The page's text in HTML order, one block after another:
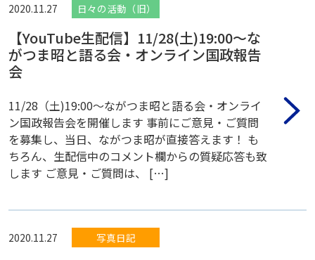
2020.11.27 日々の活動（旧）
【YouTube生配信】11/28(土)19:00〜な
がつま昭と語る会・オンライン国政報告
会
11/28（土)19:00〜ながつま昭と語る会・オンライ
ン国政報告会を開催します 事前にご意見・ご質問
を募集し、当日、ながつま昭が直接答えます！ も
ちろん、生配信中のコメント欄からの質疑応答も致
します ご意見・ご質問は、 […]
2020.11.27 写真日記